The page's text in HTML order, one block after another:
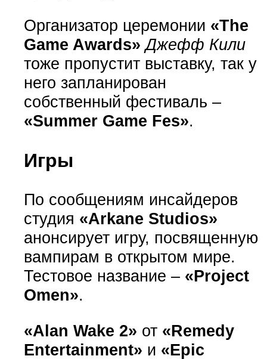
Организатор церемонии «The
Game Awards» Джефф Кили
тоже пропустит выставку, так у
него запланирован
собственный фестиваль –
«Summer Game Fes».
Игры
По сообщениям инсайдеров
студия «Arkane Studios»
анонсирует игру, посвященную
вампирам в открытом мире.
Тестовое название – «Project
Omen».
«Alan Wake 2» от «Remedy
Entertainment» и «Epic